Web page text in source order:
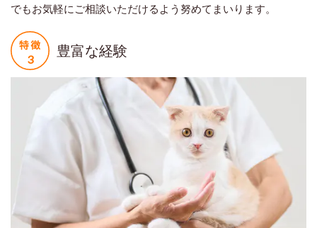
でもお気軽にご相談いただけるよう努めてまいります。
豊富な経験